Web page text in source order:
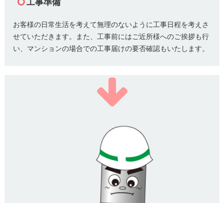
工事準備
お客様の日常生活を考えて無理のないように工事日程を考えさ
せていただきます。また、工事前にはご近所様へのご挨拶も行
い、マンションの場合での工事届けの要否確認もいたします。